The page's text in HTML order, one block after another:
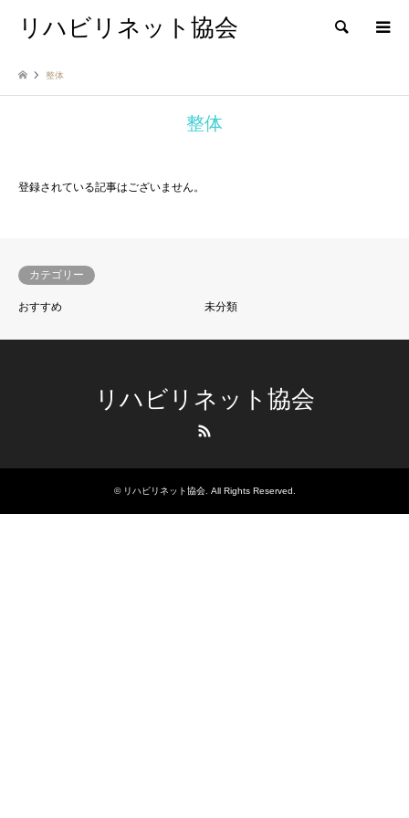
リハビリネット協会 検索
整体
整体
登録されている記事はございません。
カテゴリー
おすすめ 未分類
リハビリネット協会
© リハビリネット協会. All Rights Reserved.